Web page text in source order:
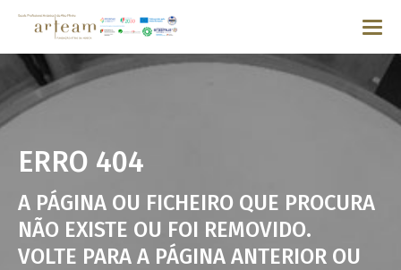
ERRO 404
A PÁGINA OU FICHEIRO QUE PROCURA
NÃO EXISTE OU FOI REMOVIDO.
VOLTE PARA A PÁGINA ANTERIOR OU